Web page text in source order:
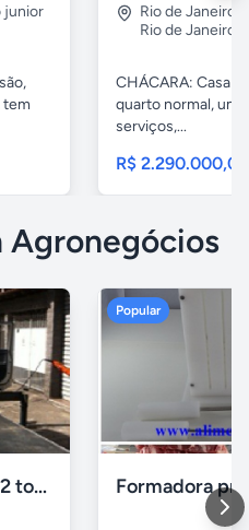
junior
tem
Rio de Janeiro
Rio de Janeiro
CHÁCARA: Casa
quarto normal,
serviços,...
R$ 2.290.000,00
Agronegócios
Guindaste munck para 2 toneladas
Popular